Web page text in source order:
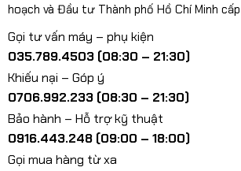
hoạch và Đầu tư Thành phố Hồ Chí Minh
Gọi tư vấn máy – phụ kiện
035.789.4503 (08:30 – 21:30)
Khiếu nại – Góp ý
0706.992.233 (08:30 – 21:30)
Bảo hành – Hỗ trợ kỹ thuật
0916.443.248 (09:00 – 18:00)
Gọi mua hàng từ xa